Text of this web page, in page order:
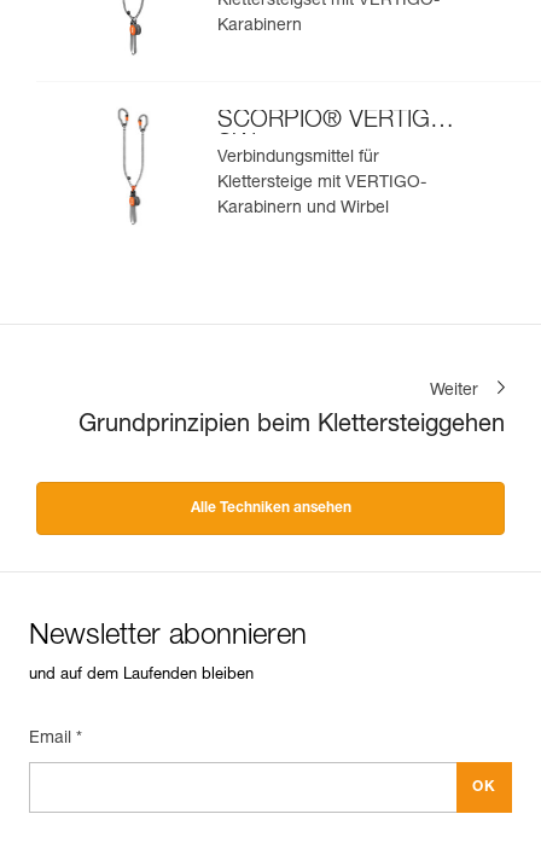
Karabinern
SCORPIO® VERTIGO
SW
Verbindungsmittel für
Klettersteige mit VERTIGO-
Karabinern und Wirbel
Weiter
Grundprinzipien beim Klettersteiggehen
Alle Techniken ansehen
Newsletter abonnieren
und auf dem Laufenden bleiben
Email *